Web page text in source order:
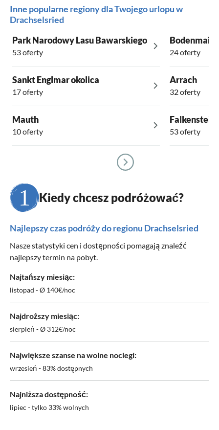
Inne popularne regiony dla Twojego urlopu w
Drachselsried
Park Narodowy Lasu Bawarskiego
53 oferty
Sankt Englmar okolica
17 oferty
Mauth
10 oferty
Bodenmais
24 oferty
Arrach
32 oferty
Falkenstein
53 oferty
Kiedy chcesz podróżować?
Najlepszy czas podróży do regionu Drachselsried
Nasze statystyki cen i dostępności pomagają znaleźć
najlepszy termin na pobyt.
Najtańszy miesiąc:
listopad - Ø 140€/noc
Najdroższy miesiąc:
sierpień - Ø 312€/noc
Największe szanse na wolne noclegi:
wrzesień - 83% dostępnych
Najniższa dostępność:
lipiec - tylko 33% wolnych